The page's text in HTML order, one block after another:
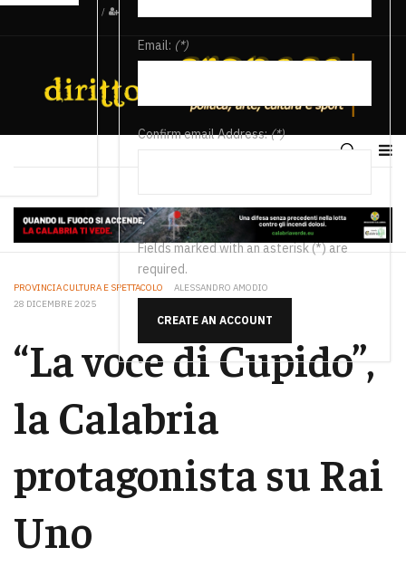
/
Email: (*)
Confirm email Address:(*)
Fields marked with an asterisk (*) are
required.
CREATE AN ACCOUNT
PROVINCIA CULTURA E SPETTACOLO
ALESSANDRO AMODIO
28 DICEMBRE 2025
“La voce di Cupido”,
la Calabria
protagonista su Rai
Uno